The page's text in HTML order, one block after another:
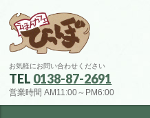
お気軽にお問い合わせください
TEL 0138-87-2691
営業時間 AM11:00～PM6:00